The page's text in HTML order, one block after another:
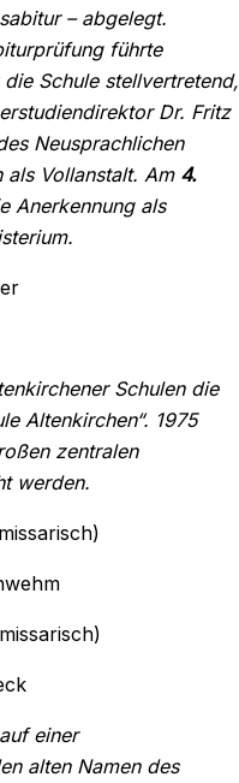
– abgelegt.
führte
Schule stellvertretend,
Dr. Fritz
Neusprachlichen
als Vollanstalt. Am 4.
Anerkennung als
Schulen die
Altenkirchen“. 1975
zentralen
werden.
einer
alten Namen des